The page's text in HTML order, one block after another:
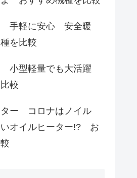
手軽に安心 安全暖
を比較
小型軽量でも大活躍
較
ター コロナはノイル
いオイルヒーター!? お